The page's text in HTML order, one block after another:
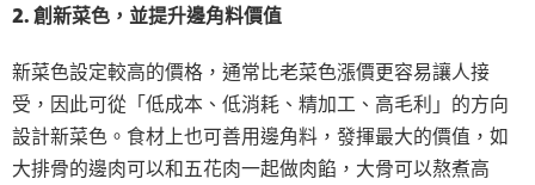
2. 創新菜色，並提升邊角料價值
新菜色設定較高的價格，通常比老菜色漲價更容易讓人接
受，因此可從「低成本、低消耗、精加工、高毛利」的方向
設計新菜色。食材上也可善用邊角料，發揮最大的價值，如
大排骨的邊肉可以和五花肉一起做肉餡，大骨可以熬煮高